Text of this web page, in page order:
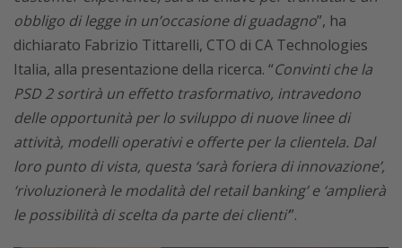
obbligo di legge in un’occasione di guadagno”, ha
dichiarato Fabrizio Tittarelli, CTO di CA Technologies
Italia, alla presentazione della ricerca. “Convinti che la
PSD 2 sortirà un effetto trasformativo, intravedono
delle opportunità per lo sviluppo di nuove linee di
attività, modelli operativi e offerte per la clientela. Dal
loro punto di vista, questa ‘sarà foriera di innovazione’,
‘rivoluzionerà le modalità del retail banking’ e ‘amplierà
le possibilità di scelta da parte dei clienti’”.